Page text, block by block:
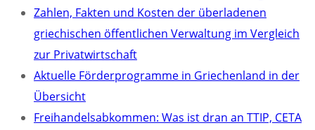
Zahlen, Fakten und Kosten der überladenen
griechischen öffentlichen Verwaltung im Vergleich
zur Privatwirtschaft
Aktuelle Förderprogramme in Griechenland in der
Übersicht
Freihandelsabkommen: Was ist dran an TTIP, CETA